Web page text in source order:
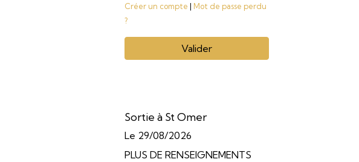
Créer un compte | Mot de passe perdu
?
Valider
Sortie à St Omer
Le 29/08/2026
PLUS DE RENSEIGNEMENTS